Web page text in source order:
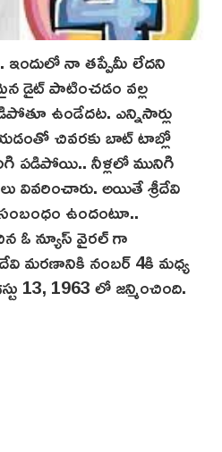
ఇందులో నా తప్పేమీ లేదని
డైట్ పాటించడం వల్ల
ఉండేదట‌. ఎన్నిసార్లు
చివరకు బాట్ టాబ్లో
పడిపోయి.. నీళ్లలో మునిగి
వివరించారు. అయితే శ్రీదేవి
ఉందంటూ..
ఓ న్యూస్ వైరల్ గా
మరణానికి నంబర్ 4కి మధ్య
13, 1963 లో జన్మించింది.